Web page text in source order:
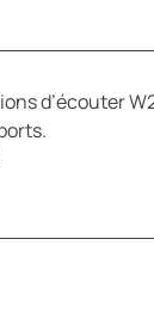
d’écouter